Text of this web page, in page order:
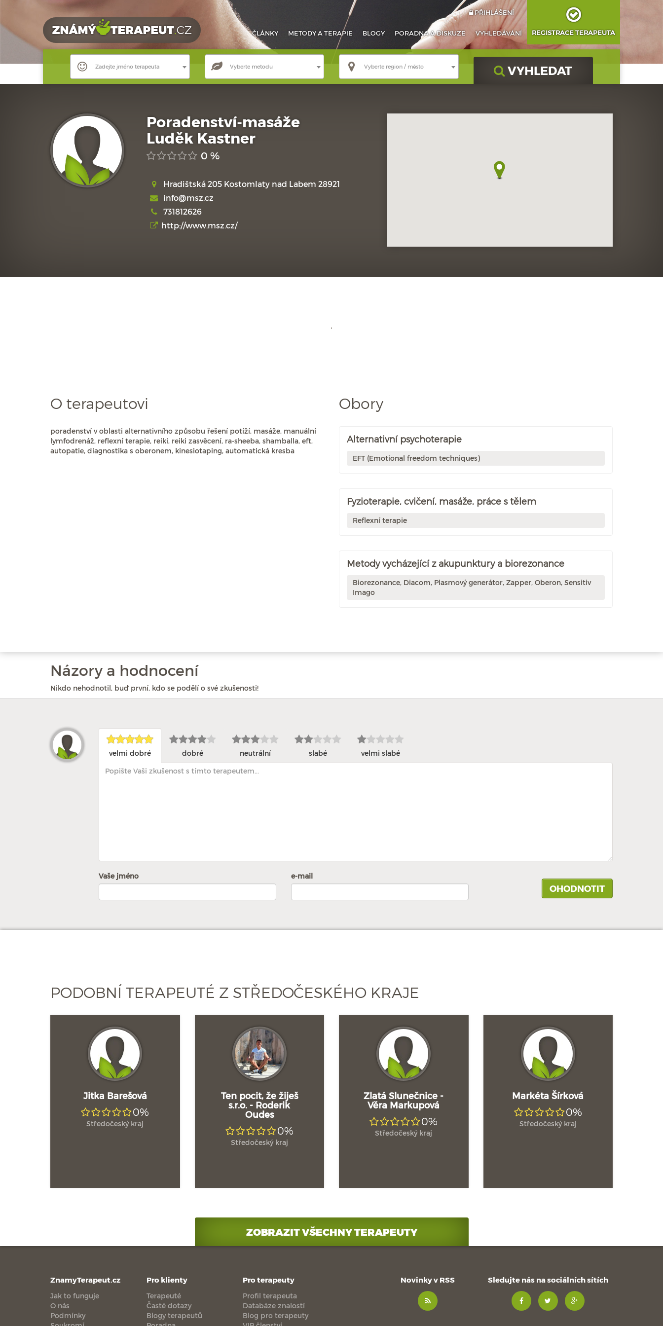
ČLÁNKY METODYA TERAPIE BLOGY PORADNAA DISKUZE VYHLEDÁVÁNÍ
PŘIHLÁŠENÍ
REGISTRACE TERAPEUTA
Zadejte jméno terapeuta Vyberte metodu Vyberte region / město VYHLEDAT
Poradenství-masáže
Luděk Kastner
0 %
Hradištská 205 Kostomlaty nad Labem 28921
info@msz.cz
731812626
http://www.msz.cz/
O terapeutovi
poradenství v oblasti alternativního způsobu řešení potíží, masáže, manuální
lymfodrenáž, reflexní terapie, reiki, reiki zasvěcení, ra-sheeba, shamballa, eft,
autopatie, diagnostika s oberonem, kinesiotaping, automatická kresba
Obory
Alternativní psychoterapie
EFT (Emotional freedom techniques)
Fyzioterapie, cvičení, masáže, práce s tělem
Reflexní terapie
Metody vycházející z akupunktury a biorezonance
Biorezonance, Diacom, Plasmový generátor, Zapper, Oberon, Sensitiv
Imago
Názory a hodnocení
Nikdo nehodnotil, buď první, kdo se podělí o své zkušenosti!
velmi dobré dobré neutrální slabé velmi slabé
Vaše jméno e-mail
PODOBNÍ TERAPEUTÉ Z STŘEDOČESKÉHO KRAJE
Jitka Barešová
0%
Středočeský kraj
Ten pocit, že žiješ
s.r.o. - Roderik
Oudes
0%
Středočeský kraj
Zlatá Slunečnice -
Věra Markupová
0%
Středočeský kraj
Markéta Šírková
0%
Středočeský kraj
ZOBRAZIT VŠECHNY TERAPEUTY
ZnamyTerapeut.cz
Jak to funguje
O nás
Podmínky
Pro klienty
Terapeuté
Časté dotazy
Blogy terapeutů
Pro terapeuty
Profil terapeuta
Databáze znalostí
Blog pro terapeuty
Novinky v RSS Sledujte nás na sociálních sítích